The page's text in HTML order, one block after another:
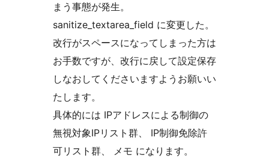
まう事態が発生。
sanitize_textarea_field に変更した。
改行がスペースになってしまった方は
お手数ですが、改行に戻して設定保存
しなおしてくださいますようお願いい
たします。
具体的には IPアドレスによる制御の
無視対象IPリスト群、 IP制御免除許
可リスト群、 メモ になります。